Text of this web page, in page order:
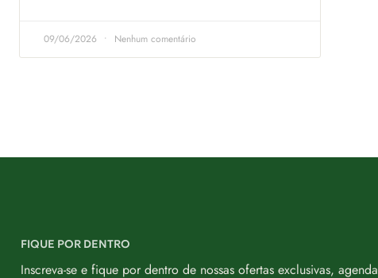
09/06/2026 Nenhum comentário
FIQUE POR DENTRO
Inscreva-se e fique por dentro de nossas ofertas exclusivas, agenda